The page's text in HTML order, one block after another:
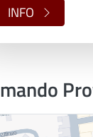
INFO